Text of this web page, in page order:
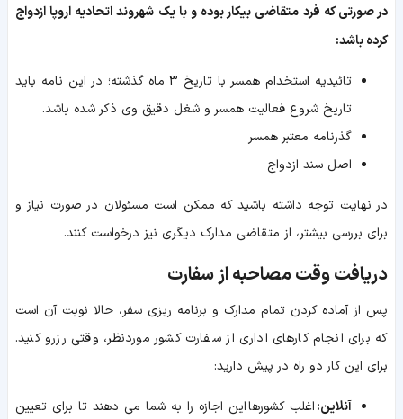
در صورتی که فرد متقاضی بیکار بوده و با یک شهروند اتحادیه اروپا ازدواج
کرده باشد:
تائیدیه استخدام همسر با تاریخ 3 ماه گذشته؛ در این نامه باید
تاریخ شروع فعالیت همسر و شغل دقیق وی ذکر شده باشد.
گذرنامه معتبر همسر
اصل سند ازدواج
در نهایت توجه داشته باشید که ممکن است مسئولان در صورت نیاز و
برای بررسی بیشتر، از متقاضی مدارک دیگری نیز درخواست کنند.
دریافت وقت مصاحبه از سفارت
پس از آماده کردن تمام مدارک و برنامه ریزی سفر، حالا نوبت آن است
که برای انجام کارهای اداری از سفارت کشور موردنظر، وقتی رزرو کنید.
برای این کار دو راه در پیش دارید:
آنلاین:اغلب کشورها این اجازه را به شما می دهند تا برای تعیین